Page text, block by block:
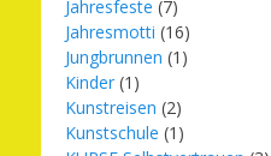
Jahresfeste (7)
Jahresmotti (16)
Jungbrunnen (1)
Kinder (1)
Kunstreisen (2)
Kunstschule (1)